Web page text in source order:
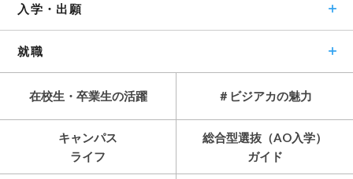
入学・出願
就職
在校生・卒業生の活躍 ＃ビジアカの魅力
キャンパス
ライフ
総合型選抜（AO入学）
ガイド